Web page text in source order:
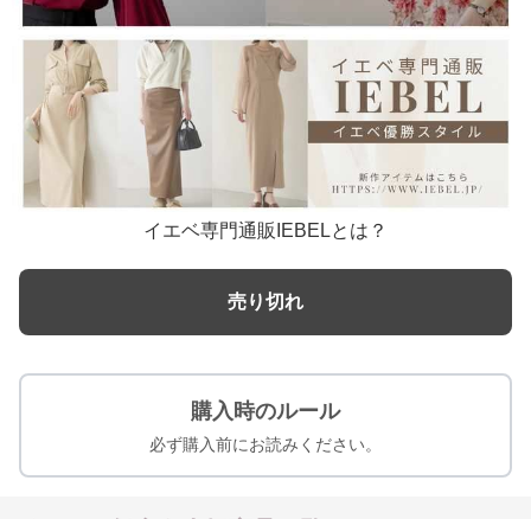
イエベ専門通販IEBELとは？
売り切れ
購入時のルール
必ず購入前にお読みください。